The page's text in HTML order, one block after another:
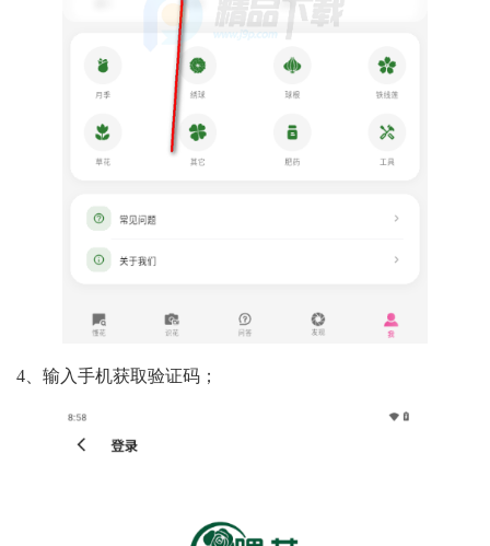
4、输入手机获取验证码；